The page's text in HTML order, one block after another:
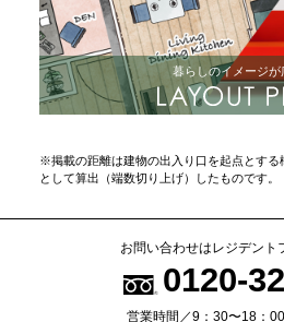
暮らしのイメージが
※掲載の距離は建物の出入り口を起点とする
として算出（端数切り上げ）したものです。
お問い合わせはレジデント
0120-
営業時間／9：30〜18：00